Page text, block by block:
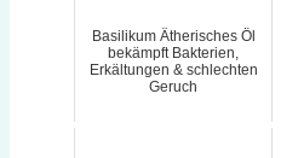
Basilikum Ätherisches Öl
bekämpft Bakterien,
Erkältungen & schlechten
Geruch